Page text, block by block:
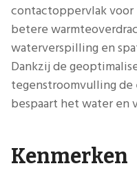
contactoppervlak
betere
waterverspilling en
Dankzij de
tegenstroomvulling
bespaart het water en
Kenmerken